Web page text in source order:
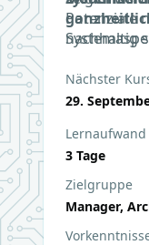
Szenarien.
Potenziale
nachhaltig
Nächster
29.
Lernaufwand
3 Tage
Zielgruppe
Manager,